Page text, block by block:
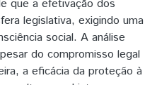
que a efetivação dos
legislativa, exigindo uma
social. A análise
do compromisso legal
a eficácia da proteção à